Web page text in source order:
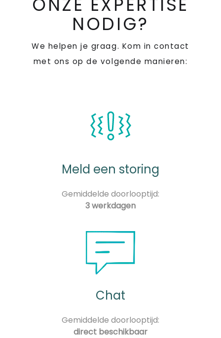
NODIG?
We helpen je graag. Kom in contact
met ons op de volgende manieren:
Meld een storing
Gemiddelde doorlooptijd:
3 werkdagen
Chat
Gemiddelde doorlooptijd:
direct beschikbaar